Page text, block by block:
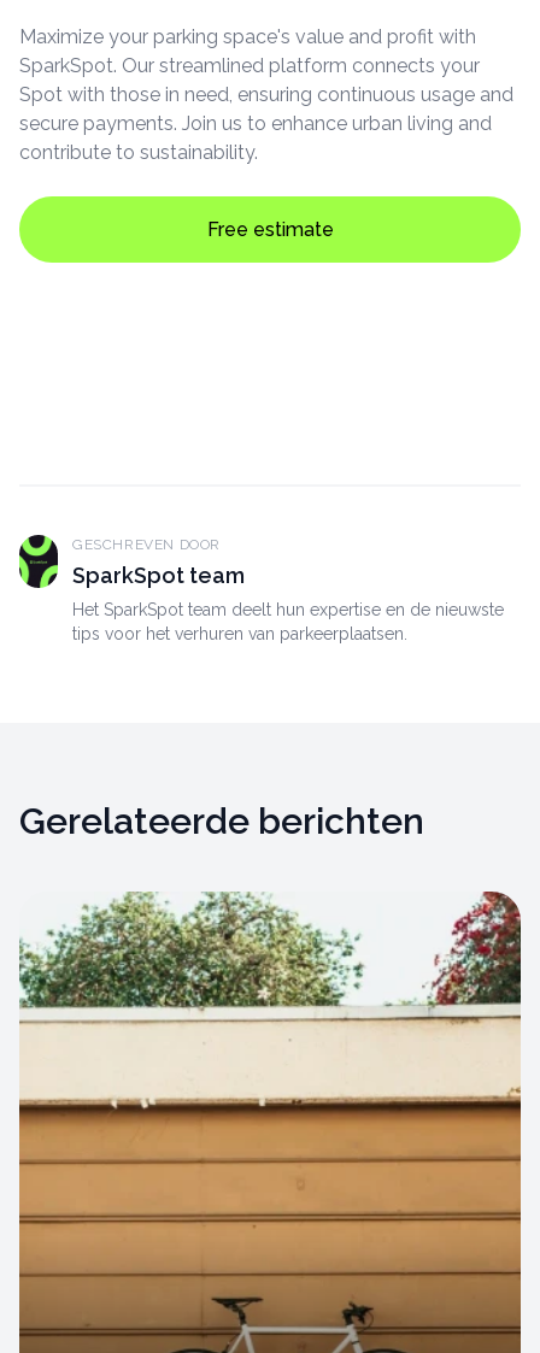
Maximize your parking space's value and profit with
SparkSpot. Our streamlined platform connects your
Spot with those in need, ensuring continuous usage and
secure payments. Join us to enhance urban living and
contribute to sustainability.
Free estimate
GESCHREVEN DOOR
SparkSpot team
Het SparkSpot team deelt hun expertise en de nieuwste
tips voor het verhuren van parkeerplaatsen.
Gerelateerde berichten